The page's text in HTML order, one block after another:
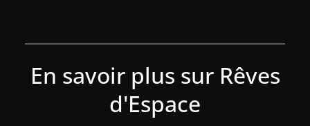
En savoir plus sur Rêves
d'Espace